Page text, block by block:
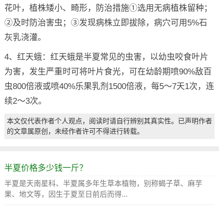
花叶，植株矮小、畸形，防治措施①选用无病植株留种；
②及时防治害虫；③发现病株立即拔除，病穴可用5%石
灰乳浇灌。
4、红天蛾：红天蛾是半夏常见的虫害，以幼虫咬食叶片
为害，发生严重时可将叶片食光，可在幼龄期喷90%敌百
虫800倍液或喷40%乐果乳剂1500倍液，每5～7天1次，连
续2～3次。
本文仅代表作者个人观点，阅读时请自行辨别其真实性。已声明作者
的文章属原创，未经作者许可不得进行转载。
半夏价格多少钱一斤？
半夏是天南星科、半夏属多年生草本植物，别称蝎子草、麻芋
果、地文等，因生于夏至日前后而得...